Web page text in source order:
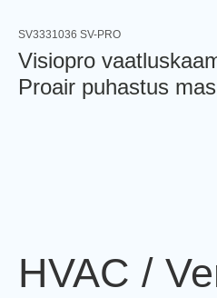
SV3331036 SV-PRO
Visiopro
Proair puhastus
HVAC /